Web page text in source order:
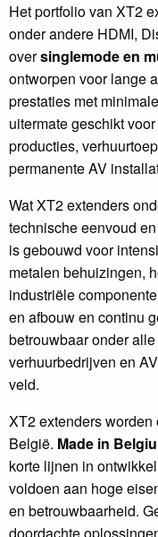
Het portfolio van XT2
onder andere HDMI,
oversinglemode en
ontworpen voor lange
prestaties met
uitermate geschikt
producties,
permanente AV
Wat XT2 extenders
technische eenvoud
is gebouwd voor
metalen behuizingen,
industriële
en afbouw en continu
betrouwbaar onder
verhuurbedrijven en
veld.
XT2 extenders
België. Made in
korte lijnen in
voldoen aan hoge
en betrouwbaarheid.